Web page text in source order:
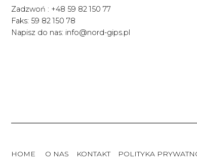
Zadzwoń : +48 59 82 150 77
Faks: 59 82 150 78
Napisz do nas: info@nord-gips.pl
HOME O NAS KONTAKT POLITYKA